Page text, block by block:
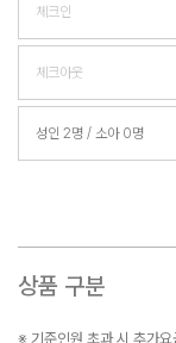
상품 구분
※ 기준인원 초과 시 추가요